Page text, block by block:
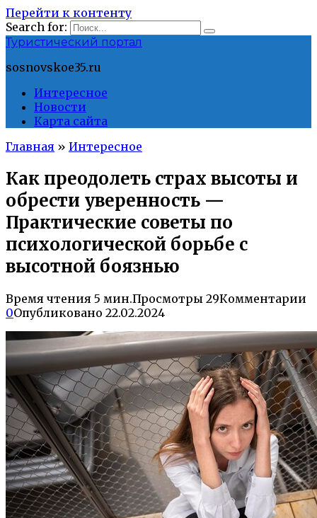
Перейти к контенту
Search for:
Туристический портал
sosnovskoe35.ru
Интересное
Новости
Карта сайта
Главная » Интересное
Как преодолеть страх высоты и
обрести уверенность —
Практические советы по
психологической борьбе с
высотной боязнью
Время чтения 5 мин.Просмотры 29Комментарии
0Опубликовано 22.02.2024